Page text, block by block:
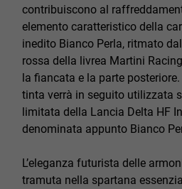
contribuiscono al
elemento caratteristico della
inedito Bianco Perla, ritmato
rossa della livrea Martini
la fiancata e la parte
tinta verrà in seguito utilizzata
limitata della Lancia Delta HF
denominata appunto Bianco
L’eleganza futurista delle
tramuta nella spartana